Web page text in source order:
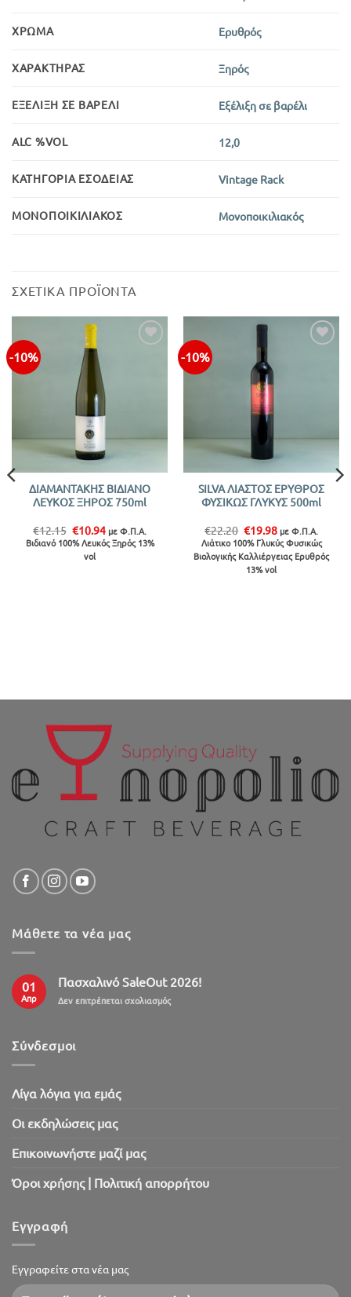
ΧΡΏΜΑ Ερυθρός
ΧΑΡΑΚΤΉΡΑΣ Ξηρός
ΕΞΈΛΙΞΗ ΣΕ ΒΑΡΈΛΙ Εξέλιξη σε βαρέλι
ALC %VOL 12,0
ΚΑΤΗΓΟΡΊΑ ΕΣΟΔΕΊΑΣ Vintage Rack
ΜΟΝΟΠΟΙΚΙΛΙΑΚΌΣ Μονοποικιλιακός
ΣΧΕΤΙΚΆ ΠΡΟΪΌΝΤΑ
-10%
ΔΙΑΜΑΝΤΑΚΗΣ ΒΙΔΙΑΝΟ
ΛΕΥΚΟΣ ΞΗΡΟΣ 750ml
€12.15 Original
price
was:
€12.15.
€10.94Η
τρέχουσα
τιμή
με Φ.Π.Α.
Βιδιανό 100% Λευκός Ξηρός 13%
vol
-10%
SILVA ΛΙΑΣΤΟΣ ΕΡΥΘΡΟΣ
ΦΥΣΙΚΩΣ ΓΛΥΚΥΣ 500ml
€22.20 Original
price
was:
€22.20.
€19.98Η
τρέχουσα
τιμή
είναι:
με Φ.Π.Α.
Λιάτικο 100% Γλυκύς Φυσικώς
Βιολογικής Καλλιέργειας Ερυθρός
13% vol
Μάθετε τα νέα μας
01
Απρ
Πασχαλινό SaleOut 2026!
Δεν επιτρέπεται σχολιασμόςστο
Σύνδεσμοι
Λίγα λόγια για εμάς
Oι εκδηλώσεις μας
Επικοινωνήστε μαζί μας
Όροι χρήσης | Πολιτική απορρήτου
Εγγραφή
Εγγραφείτε στα νέα μας